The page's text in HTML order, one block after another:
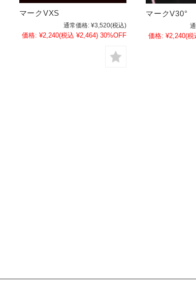
マークVXS
通常価格: ¥3,520(税込)
価格: ¥2,240(税込 ¥2,464) 30%OFF
マークV30°
価格: ¥2,240(税